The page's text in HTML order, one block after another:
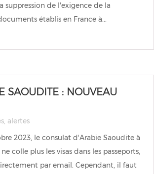
suppression de l'exigence de la
établis en France à...
SAOUDITE : NOUVEAU
, alertes
2023, le consulat d'Arabie Saoudite à
colle plus les visas dans les passeports,
par email. Cependant, il faut